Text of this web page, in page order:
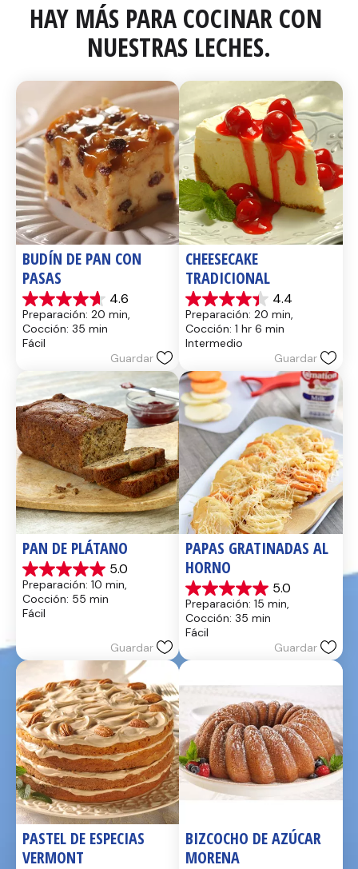
HAY MÁS PARA COCINAR CON
NUESTRAS LECHES.
BUDÍN DE PAN CON
PASAS
4.6
4.6
de
5
estrellas.
reseñas
Preparación: 20 min,
Cocción: 35 min
Fácil
Guardar
CHEESECAKE
TRADICIONAL
4.4
4.4
de
5
estrellas.
reseñas
Preparación: 20 min,
Cocción: 1 hr 6 min
Intermedio
Guardar
PAN DE PLÁTANO
5.0
5.0
de
5
estrellas.
Preparación: 10 min,
Cocción: 55 min
Fácil
Guardar
PAPAS GRATINADAS AL
HORNO
5.0
5.0
de
5
estrellas.
Preparación: 15 min,
Cocción: 35 min
Fácil
Guardar
PASTEL DE ESPECIAS
VERMONT
BIZCOCHO DE AZÚCAR
MORENA